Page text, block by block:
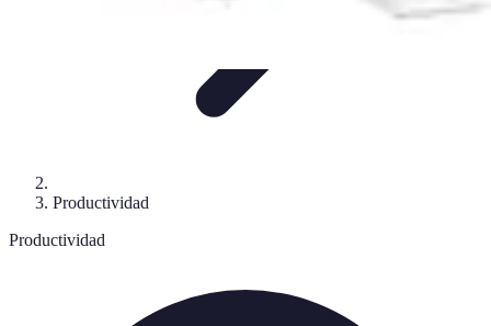
Productividad
Productividad